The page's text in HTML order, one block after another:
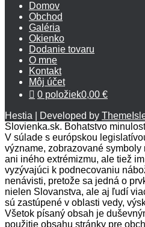
Domov
Obchod
Galéria
Okienko
Dodanie tovaru
O mne
Kontakt
Môj účet
0 položiek0,00 €
Hestia | Developed by
Slovienka.sk. Bohatstvo
V súlade s európskou
význame, zobrazované
ani iného extrémizmu, ale tiež
vyzývajúci k podnecovaniu
nenávisti, pretože sa jedná o
nielen Slovanstva, ale aj ľudí
sú zastúpené v oblasti vedy,
Všetok písaný obsah je
použitie obsahu stránky pre